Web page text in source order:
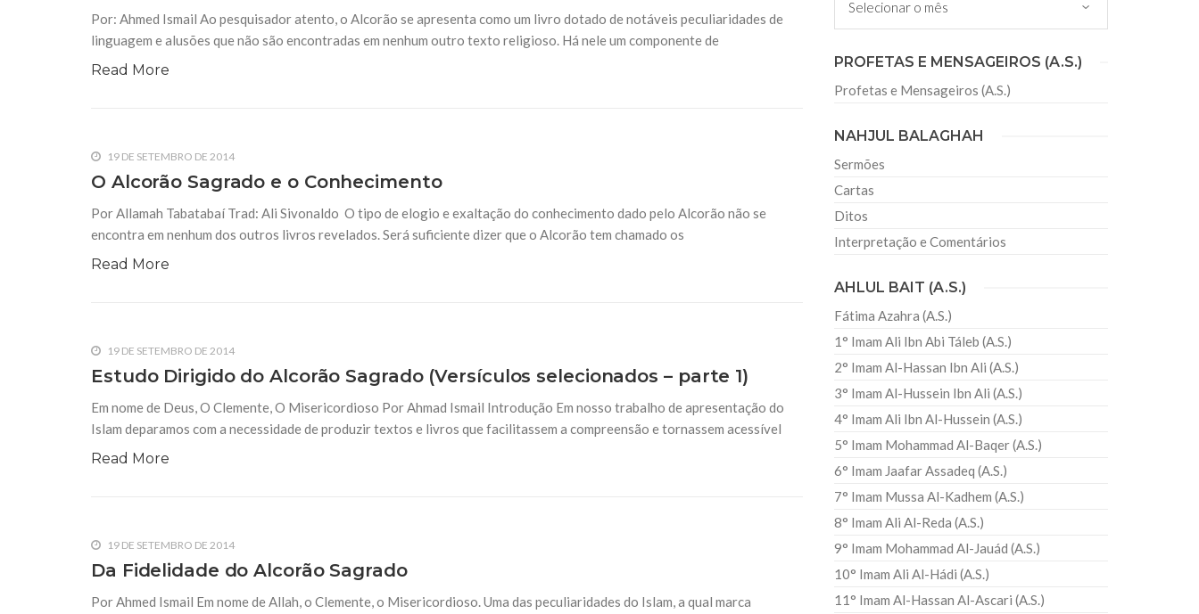
Versos Satânicos – Porquê nunca existiram versos
satânicos no Alcorão
Por: Ahmad Ismail Um dos temas continuamente utilizados pelos críticos e
fanáticos anti-islam é a tese dos chamados “versos satânicos”. A tese que
encontrou aceitação entusiástica nos meios anti-islâmicos por décadas é em
Sobre a Criação do Universo em Seis Dias
texto alcorânico à luz do conhecimento científico ou mesmo no próprio texto.
Um dos pontos que suscita polêmica é “afirma o Alcorão a criação
5 DE MARÇO DE 2018
Sobre a Ab-rogação – E a falsa interpretação dos
fanáticos anti-Islam
Existe ab-rogação no Alcorão? E Se existe, é realmente o que dizem os inimigos
do Islam? O assunto da teoria da ab-rogação tem sido utilizado constantemente
pelos fanáticos anti-islâmicos na tentativa de provar o caráter
na sunna autêntica para dar a Takyya a conotação criminosa que desejam, os
inimigos do Islam recorrem a distorcer alguns versículos do Alcorão,
Por: Ahmed Ismail Ao pesquisador atento, o Alcorão se apresenta como um livro dotado de notáveis peculiaridades de
linguagem e alusões que não são encontradas em nenhum outro texto religioso. Há nele um componente de
Read More
19 DE SETEMBRO DE 2014
O Alcorão Sagrado e o Conhecimento
Por Allamah Tabatabaí Trad: Ali Sivonaldo O tipo de elogio e exaltação do conhecimento dado pelo Alcorão não se
encontra em nenhum dos outros livros revelados. Será suficiente dizer que o Alcorão tem chamado os
Read More
19 DE SETEMBRO DE 2014
Estudo Dirigido do Alcorão Sagrado (Versículos selecionados – parte 1)
Em nome de Deus, O Clemente, O Misericordioso Por Ahmad Ismail Introdução Em nosso trabalho de apresentação do
Islam deparamos com a necessidade de produzir textos e livros que facilitassem a compreensão e tornassem acessível
Read More
19 DE SETEMBRO DE 2014
Da Fidelidade do Alcorão Sagrado
Por Ahmed Ismail Em nome de Allah, o Clemente, o Misericordioso. Uma das peculiaridades do Islam, a qual marca
PROFETAS E MENSAGEIROS (A.S.)
Profetas e Mensageiros (A.S.)
NAHJUL BALAGHAH
Sermões
Cartas
Ditos
Interpretação e Comentários
AHLUL BAIT (A.S.)
Fátima Azahra (A.S.)
1° Imam Ali Ibn Abi Táleb (A.S.)
2° Imam Al-Hassan Ibn Ali (A.S.)
3° Imam Al-Hussein Ibn Ali (A.S.)
4° Imam Ali Ibn Al-Hussein (A.S.)
5° Imam Mohammad Al-Baqer (A.S.)
6° Imam Jaafar Assadeq (A.S.)
7° Imam Mussa Al-Kadhem (A.S.)
8° Imam Ali Al-Reda (A.S.)
9° Imam Mohammad Al-Jauád (A.S.)
10° Imam Ali Al-Hádi (A.S.)
11° Imam Al-Hassan Al-Ascari (A.S.)